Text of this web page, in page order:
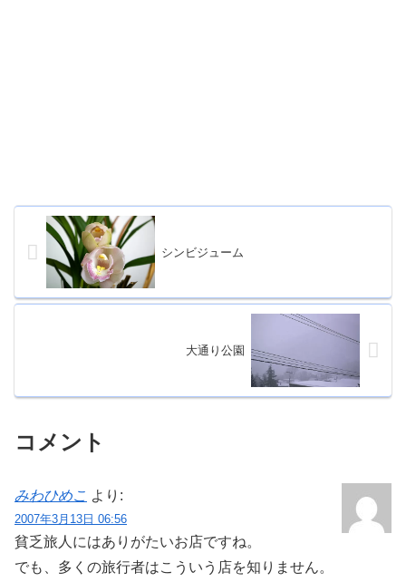
シンビジューム
大通り公園
コメント
みわひめこ より:
2007年3月13日 06:56
貧乏旅人にはありがたいお店ですね。
でも、多くの旅行者はこういう店を知りません。